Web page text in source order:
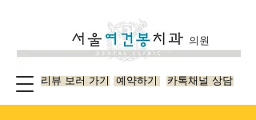
의원
예약하기
리뷰 보러 가기 카톡채널 상담